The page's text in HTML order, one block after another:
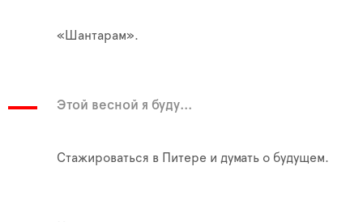
«Шантарам».
Этой весной я буду...
Стажироваться в Питере и думать о будущем.